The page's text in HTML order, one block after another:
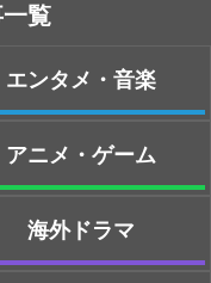
覧
エンタメ・音楽
アニメ・ゲーム
海外ドラマ